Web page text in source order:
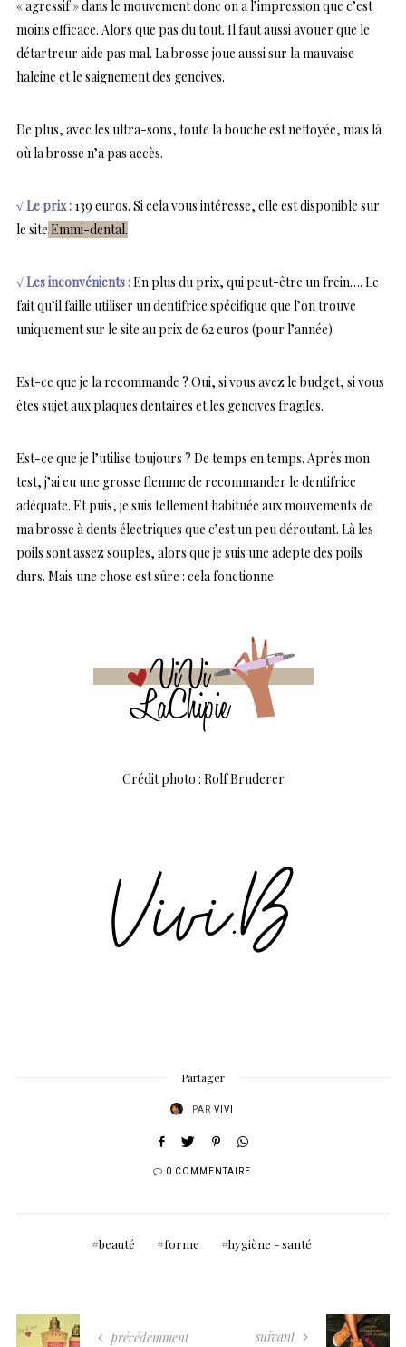
« agressif » dans le mouvement donc on a l’impression que c’est
moins efficace. Alors que pas du tout. Il faut aussi avouer que le
détartreur aide pas mal. La brosse joue aussi sur la mauvaise
haleine et le saignement des gencives.
De plus, avec les ultra-sons, toute la bouche est nettoyée, mais là
où la brosse n’a pas accès.
√ Le prix : 139 euros. Si cela vous intéresse, elle est disponible sur
le site Emmi-dental.
√ Les inconvénients :En plus du prix, qui peut-être un frein…. Le
fait qu’il faille utiliser un dentifrice spécifique que l’on trouve
uniquement sur le site au prix de 62 euros (pour l’année)
Est-ce que je la recommande ? Oui, si vous avez le budget, si vous
êtes sujet aux plaques dentaires et les gencives fragiles.
Est-ce que je l’utilise toujours ? De temps en temps. Après mon
test, j’ai eu une grosse flemme de recommander le dentifrice
adéquate. Et puis, je suis tellement habituée aux mouvements de
ma brosse à dents électriques que c’est un peu déroutant. Là les
poils sont assez souples, alors que je suis une adepte des poils
durs. Mais une chose est sûre : cela fonctionne.
Crédit photo : Rolf Bruderer
Partager
PAR VIVI
0 COMMENTAIRE
beauté forme hygiène - santé
précédemment suivant